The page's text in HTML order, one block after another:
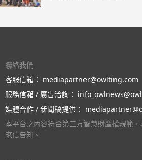
聯絡我們
客服信箱： mediapartner@owlting.com
服務信箱 / 廣告洽詢：
媒體合作 / 新聞稿提供：
本平台之內容符合第三方智慧財產權規範
來信告知。